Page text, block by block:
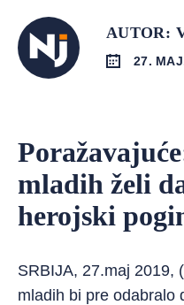
AUTOR:
27.
mladih želi
herojski
SRBIJA, 27.maj 2019,
mladih bi pre odabralo